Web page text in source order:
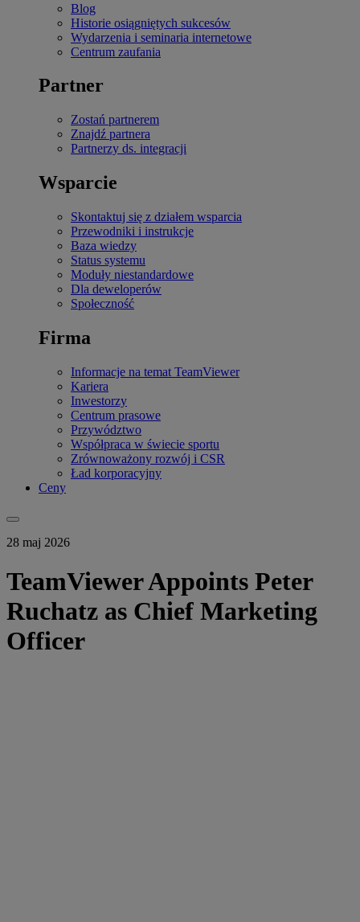
Blog
Historie osiągniętych sukcesów
Wydarzenia i seminaria internetowe
Centrum zaufania
Partner
Zostań partnerem
Znajdź partnera
Partnerzy ds. integracji
Wsparcie
Skontaktuj się z działem wsparcia
Przewodniki i instrukcje
Baza wiedzy
Status systemu
Moduły niestandardowe
Dla deweloperów
Społeczność
Firma
Informacje na temat TeamViewer
Kariera
Inwestorzy
Centrum prasowe
Przywództwo
Współpraca w świecie sportu
Zrównoważony rozwój i CSR
Ład korporacyjny
Ceny
28 maj 2026
TeamViewer Appoints Peter
Ruchatz as Chief Marketing
Officer